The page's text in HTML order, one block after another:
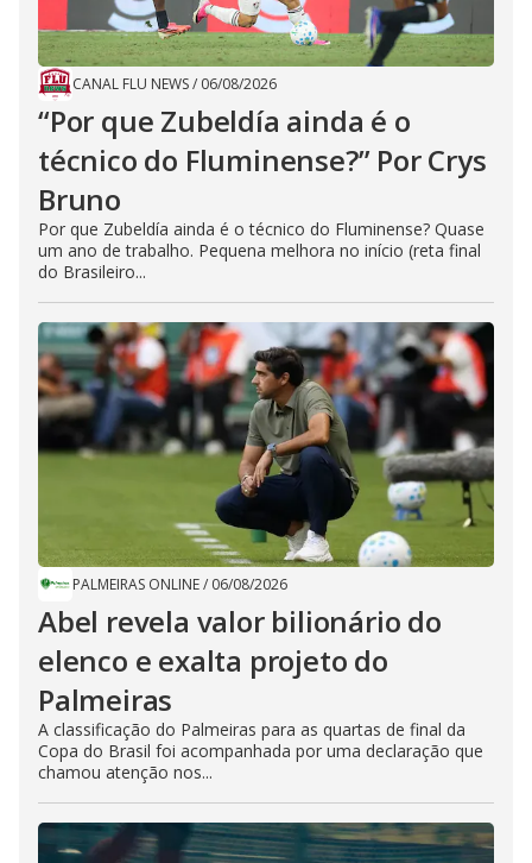
CANAL FLU NEWS/ 06/08/2026
“Por que Zubeldía ainda é o
técnico do Fluminense?” Por Crys
Bruno
Por que Zubeldía ainda é o técnico do Fluminense? Quase
um ano de trabalho. Pequena melhora no início (reta final
do Brasileiro...
PALMEIRAS ONLINE/ 06/08/2026
Abel revela valor bilionário do
elenco e exalta projeto do
Palmeiras
A classificação do Palmeiras para as quartas de final da
Copa do Brasil foi acompanhada por uma declaração que
chamou atenção nos...